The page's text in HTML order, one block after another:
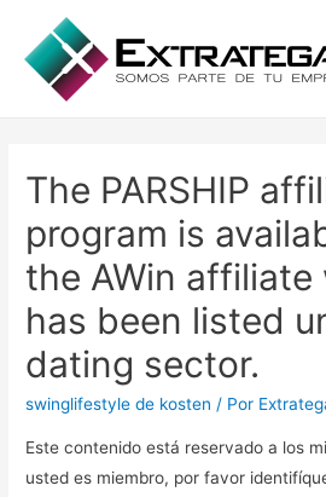
The PARSHIP
program is
the AWin affiliate
has been listed
dating sector.
swinglifestyle de kosten / Por
Este contenido está reservado a los
usted es miembro, por favor